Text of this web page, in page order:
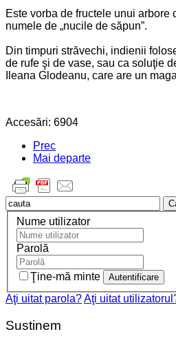
Este vorba de fructele unui
numele de „nucile de săpun”.
Din timpuri străvechi, indienii
de rufe şi de vase, sau ca soluţie
Ileana Glodeanu, care are un
Accesări: 6904
Prec
Mai departe
Nume utilizator
Parolă
Ţine-mă minte
Aţi uitat parola?Aţi uitat
Sustinem